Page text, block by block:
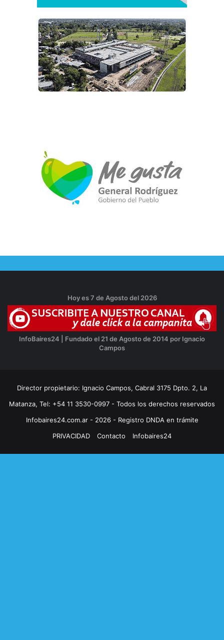
Hoy es 7 de Agosto del 2026
InfoBaires24 | Fundado el 21 de Agosto de 2014 por Ignacio
Campos
Director propietario: Ignacio Campos, Cabral 3175 Dpto. 2, La
Matanza, Tel: +54 11 3530-0997 - Todos los derechos reservados
Infobaires24.com.ar - 2026 - Registro DNDA en trámite
PRIVACIDAD
Contacto Infobaires24